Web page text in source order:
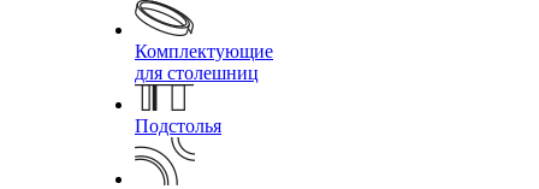
Комплектующие
для столешниц
Подстолья